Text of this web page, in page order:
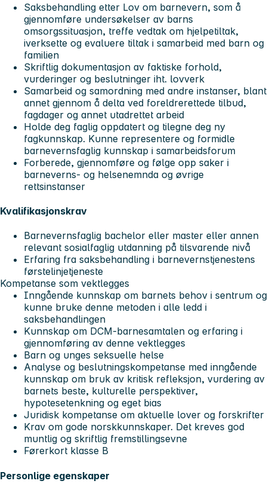
Saksbehandling etter Lov om barnevern, som å
gjennomføre undersøkelser av barns
omsorgssituasjon, treffe vedtak om hjelpetiltak,
iverksette og evaluere tiltak i samarbeid med barn og
familien
Skriftlig dokumentasjon av faktiske forhold,
vurderinger og beslutninger iht. lovverk
Samarbeid og samordning med andre instanser, blant
annet gjennom å delta ved foreldrerettede tilbud,
fagdager og annet utadrettet arbeid
Holde deg faglig oppdatert og tilegne deg ny
fagkunnskap. Kunne representere og formidle
barnevernsfaglig kunnskap i samarbeidsforum
Forberede, gjennomføre og følge opp saker i
barneverns- og helsenemnda og øvrige
rettsinstanser
Kvalifikasjonskrav
Barnevernsfaglig bachelor eller master eller annen
relevant sosialfaglig utdanning på tilsvarende nivå
Erfaring fra saksbehandling i barnevernstjenestens
førstelinjetjeneste
Kompetanse som vektlegges
Inngående kunnskap om barnets behov i sentrum og
kunne bruke denne metoden i alle ledd i
saksbehandlingen
Kunnskap om DCM-barnesamtalen og erfaring i
gjennomføring av denne vektlegges
Barn og unges seksuelle helse
Analyse og beslutningskompetanse med inngående
kunnskap om bruk av kritisk refleksjon, vurdering av
barnets beste, kulturelle perspektiver,
hypotesetenkning og eget bias
Juridisk kompetanse om aktuelle lover og forskrifter
Krav om gode norskkunnskaper. Det kreves god
muntlig og skriftlig fremstillingsevne
Førerkort klasse B
Personlige egenskaper